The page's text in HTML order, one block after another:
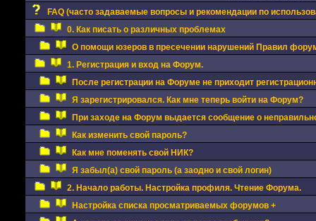
FAQ (часто задаваемые вопросы и рекомендации по
0. Как писать о различных проблемах
О помощи юзеров в пресечении нарушений Правил
1. Регистрация и вход на Форум.
После регистрации на Форуме не приходит
Я зарегистрировался. Как мне теперь войти на Форум?
При заходе на Форум выдается сообщение о
Как изменить свой пароль?
Как мне поменять свой НИК?
Я забыл(а) свой пароль (а заодно и свой логин)
2. Начало работы. Настройка профиля. Чтение Форума.
Настройка списка просматриваемых форумов +